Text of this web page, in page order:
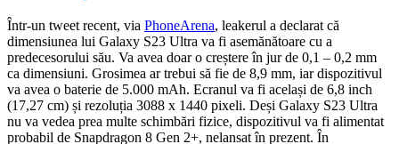
Într-un tweet recent, via PhoneArena, leakerul a declarat că
dimensiunea lui Galaxy S23 Ultra va fi asemănătoare cu a
predecesorului său. Va avea doar o creștere în jur de 0,1 – 0,2 mm
ca dimensiuni. Grosimea ar trebui să fie de 8,9 mm, iar dispozitivul
va avea o baterie de 5.000 mAh. Ecranul va fi același de 6,8 inch
(17,27 cm) și rezoluția 3088 x 1440 pixeli. Deși Galaxy S23 Ultra
nu va vedea prea multe schimbări fizice, dispozitivul va fi alimentat
probabil de Snapdragon 8 Gen 2+, nelansat în prezent. În